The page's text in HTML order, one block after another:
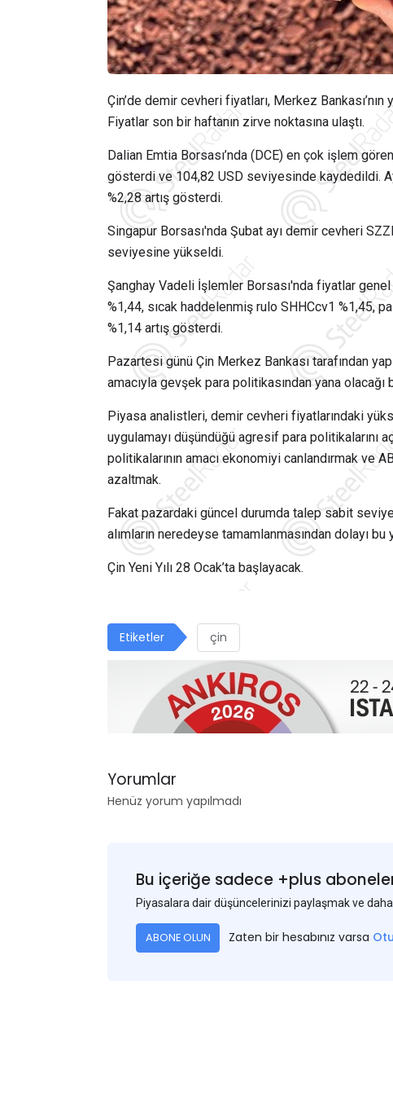
Çin’de demir cevheri fiyatları, Merkez
Fiyatlar son bir haftanın zirve noktasına ulaştı.
Dalian Emtia Borsası’nda (DCE) en çok işlem
gösterdi ve 104,82 USD seviyesinde kaydedildi.
%2,28 artış gösterdi.
Singapur Borsası'nda Şubat ayı demir cevheri
seviyesine yükseldi.
Şanghay Vadeli İşlemler Borsası'nda fiyatlar
%1,44, sıcak haddelenmiş rulo SHHCcv1 %1,45,
%1,14 artış gösterdi.
Pazartesi günü Çin Merkez Bankası tarafından
amacıyla gevşek para politikasından yana olacağı
Piyasa analistleri, demir cevheri fiyatlarındaki
uygulamayı düşündüğü agresif para politikalarını
politikalarının amacı ekonomiyi canlandırmak ve
azaltmak.
Fakat pazardaki güncel durumda talep sabit
alımların neredeyse tamamlanmasından dolayı
Çin Yeni Yılı 28 Ocak’ta başlayacak.
Etiketler çin
Yorumlar
Henüz yorum yapılmadı
Bu içeriğe sadece +plus
Piyasalara dair düşüncelerinizi paylaşmak ve
ABONE OLUN Zaten bir hesabınız varsa